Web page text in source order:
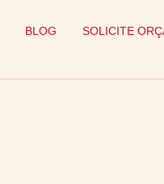
BLOG SOLICITE